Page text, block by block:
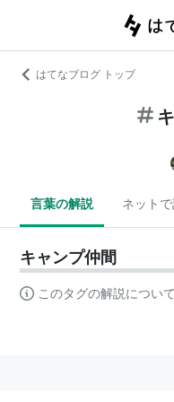
はてなブログ トップ
言葉の解説 ネット
キャンプ仲間
このタグの解説について